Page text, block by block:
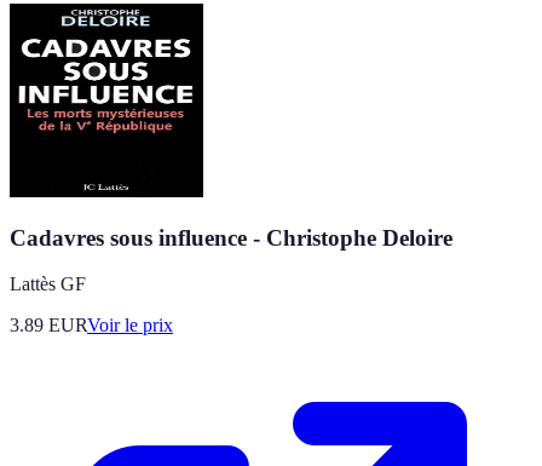
Cadavres sous influence - Christophe Deloire
Lattès GF
3.89 EURVoir le prix